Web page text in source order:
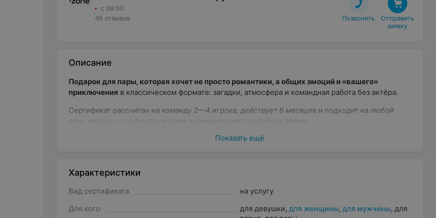
с 09:00
49 отзывов
Позвонить
Отправить
заявку
Описание
Подарок для пары, которая хочет не просто романтики, а общих эмоций и «вашего»
приключения в классическом формате: загадки, атмосфера и командная работа без актёра.
Сертификат рассчитан на команду2—4 игрока, действует 6 месяцев и подходит на любой
— получатели сами выбирают квест и удобное время.
Сертификат «Свидание под замком», любой день, до 4 игроков — 140 BYN
Сертификат «Свидание под замком», любой день, до 6 игроков — 160 BYN
Показать ещё
Характеристики
Вид сертификата
на услугу
Для кого
для девушки, для женщины, для мужчины, для